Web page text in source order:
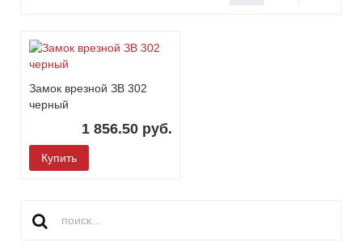
Замок врезной ЗВ 302
черный
1 856.50 руб.
Купить